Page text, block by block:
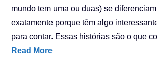
mundo tem uma ou duas) se
exatamente porque têm algo
para contar. Essas histórias são o que
Read More